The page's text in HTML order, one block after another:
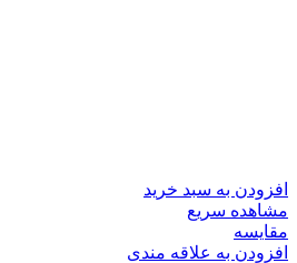
افزودن به سبد خرید
مشاهده سریع
مقایسه
افزودن به علاقه مندی